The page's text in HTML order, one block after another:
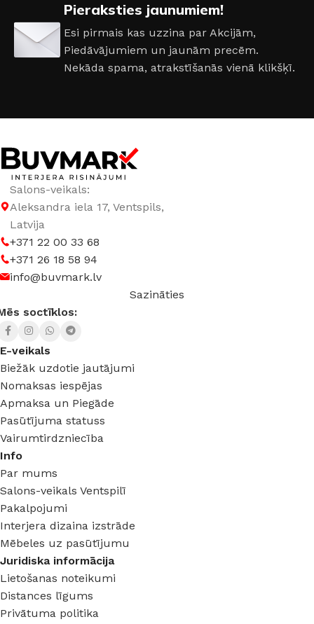
DURVJU KĀRBAS IZMĒRS 1300 × 2050 mm
DURVJU VĒRŠANĀS PUSE Kreisā ,Labā
Pieraksties jaunumiem!
Esi pirmais kas uzzina par Akcijām,
Piedāvājumiem un jaunām precēm.
Nekāda spama, atrakstīšanās vienā klikšķī.
Salons-veikals:
Aleksandra iela 17, Ventspils,
Latvija
+371 22 00 33 68
+371 26 18 58 94
info@buvmark.lv
Sazināties
soctīklos:
E-veikals
Biežāk uzdotie jautājumi
Nomaksas iespējas
Apmaksa un Piegāde
Pasūtījuma statuss
Vairumtirdzniecība
Info
Par mums
Salons-veikals Ventspilī
Pakalpojumi
Interjera dizaina izstrāde
Mēbeles uz pasūtījumu
Juridiska informācija
Lietošanas noteikumi
Distances līgums
Privātuma politika